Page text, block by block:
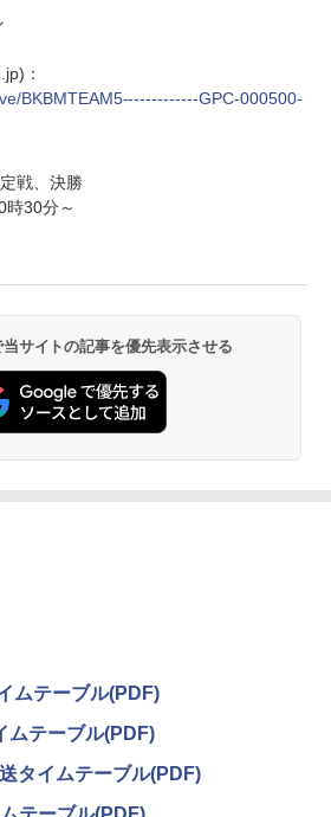
：
BKBMTEAM5-------------GPC-000500-
戦、決勝
30分～
サイトの記事を優先表示させる
ムテーブル(PDF)
ムテーブル(PDF)
タイムテーブル(PDF)